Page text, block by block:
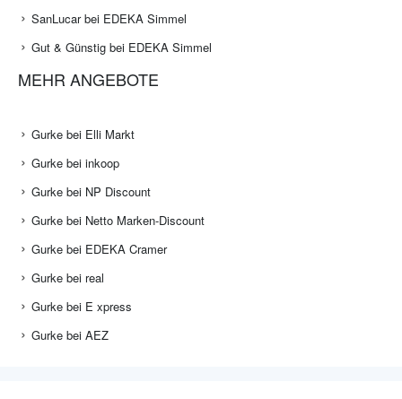
SanLucar bei EDEKA Simmel
Gut & Günstig bei EDEKA Simmel
MEHR ANGEBOTE
Gurke bei Elli Markt
Gurke bei inkoop
Gurke bei NP Discount
Gurke bei Netto Marken-Discount
Gurke bei EDEKA Cramer
Gurke bei real
Gurke bei E xpress
Gurke bei AEZ